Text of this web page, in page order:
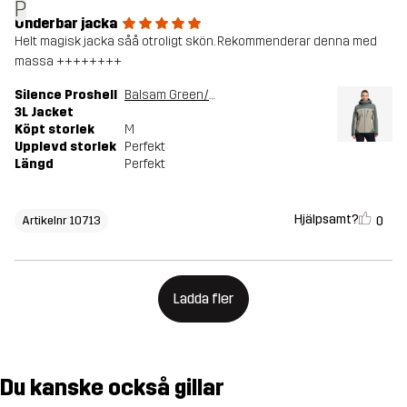
P
Underbar jacka
Helt magisk jacka såå otroligt skön. Rekommenderar denna med
massa ++++++++
Silence Proshell
3L Jacket
Balsam Green/Shadow
Köpt storlek
M
Upplevd storlek Perfekt
Längd
Perfekt
Artikelnr 10713 Hjälpsamt? 0
Ladda fler
Du kanske också gillar